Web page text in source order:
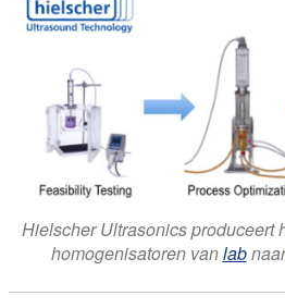
Hielscher Ultrasonics produceert
homogenisatoren vanlab